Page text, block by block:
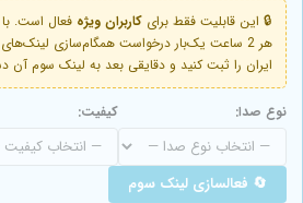
🔒 این قابلیت فقط برای کاربران ویژه فعال است. با
ایران را ثبت کنید و دقایقی بعد به لینک سوم
نوع صدا: کیفیت:
🔄 فعالسازی لینک سوم